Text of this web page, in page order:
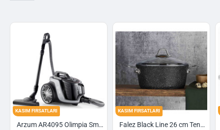
KASIM FIRSATLARI
Arzum AR4095 Olimpia Smart Cyclone Filtreli Süpürge - Füme
KASIM FIRSATLARI
Falez Black Line 26 cm Tencere